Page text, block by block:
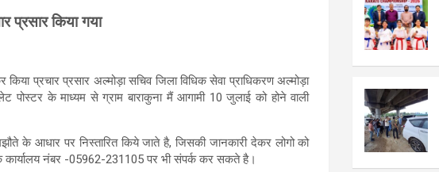
प्रसार किया गया
प्रचार प्रसार अल्मोड़ा सचिव जिला विधिक सेवा प्राधिकरण अल्मोड़ा
पोस्टर के माध्यम से ग्राम बाराकुना मैं आगामी 10 जुलाई को होने वाली
के आधार पर निस्तारित किये जाते है, जिसकी जानकारी देकर लोगो को
कार्यालय नंबर -05962-231105 पर भी संपर्क कर सकते है।